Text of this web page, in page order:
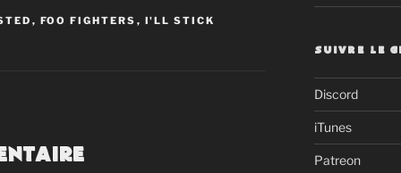
, FOO FIGHTERS , I'LL STICK
SUIVRE LE
Discord
iTunes
Patreon